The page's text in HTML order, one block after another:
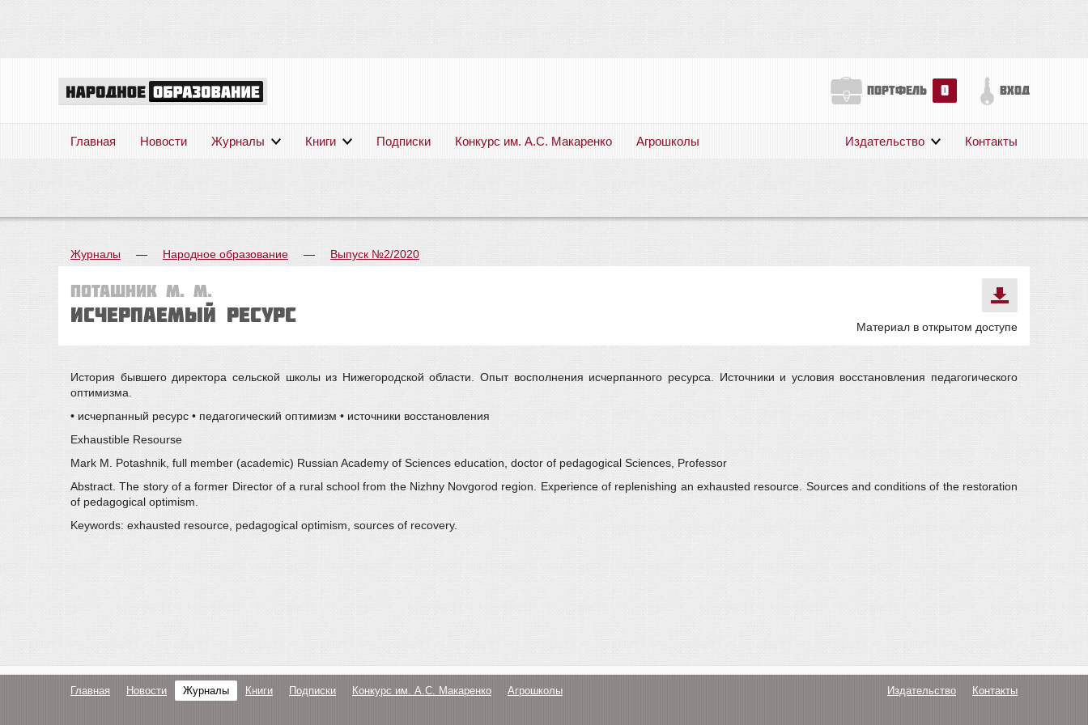
портфель 0 вход
Главная Новости Журналы Книги Подписки Конкурс им. А.С. Макаренко Агрошколы
Поддержка
Издательство Контакты
Журналы — Народное образование — Выпуск №2/2020
Поташник М. М.
Исчерпаемый ресурс
Материал в открытом доступе
История бывшего директора сельской школы из Нижегородской области. Опыт восполнения исчерпанного ресурса. Источники и условия восстановления педагогического
оптимизма.
• исчерпанный ресурс • педагогический оптимизм • источники восстановления
Exhaustible Resourse
Mark M. Potashnik, full member (academic) Russian Academy of Sciences education, doctor of pedagogical Sciences, Professor
Abstract. The story of a former Director of a rural school from the Nizhny Novgorod region. Experience of replenishing an exhausted resource. Sources and conditions of the restoration
of pedagogical optimism.
Keywords: exhausted resource, pedagogical optimism, sources of recovery.
Главная Новости Журналы Книги Подписки Конкурс им. А.С. Макаренко Агрошколы Издательство Контакты